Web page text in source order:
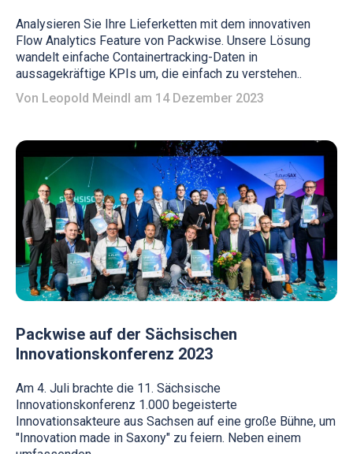
Analysieren Sie Ihre Lieferketten mit dem innovativen
Flow Analytics Feature von Packwise. Unsere Lösung
wandelt einfache Containertracking-Daten in
aussagekräftige KPIs um, die einfach zu verstehen..
Von Leopold Meindl am 14 Dezember 2023
Packwise auf der Sächsischen
Innovationskonferenz 2023
Am 4. Juli brachte die 11. Sächsische
Innovationskonferenz 1.000 begeisterte
Innovationsakteure aus Sachsen auf eine große Bühne, um
"Innovation made in Saxony" zu feiern. Neben einem